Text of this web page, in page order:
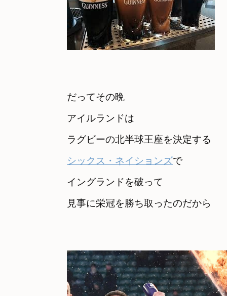
だってその晩
アイルランドは
シックス・ネイションズで
イングランドを破って
見事に栄冠を勝ち取ったのだから